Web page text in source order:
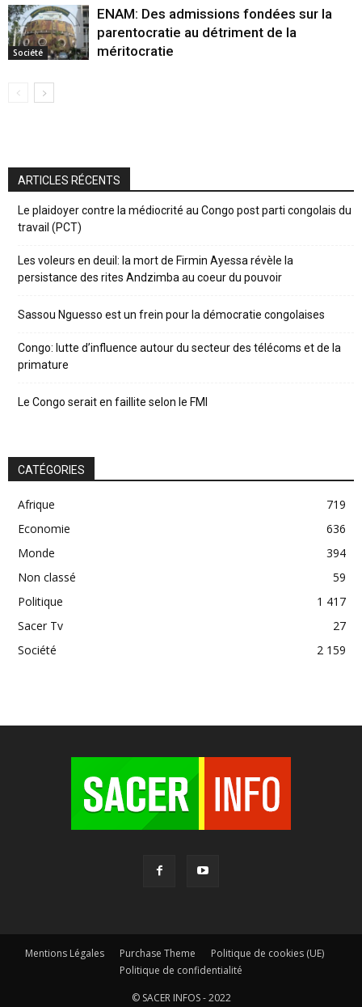
Société
ENAM: Des admissions fondées sur la
parentocratie au détriment de la
méritocratie
ARTICLES RÉCENTS
Le plaidoyer contre la médiocrité au Congo post parti congolais du
travail (PCT)
Les voleurs en deuil: la mort de Firmin Ayessa révèle la
persistance des rites Andzimba au coeur du pouvoir
Sassou Nguesso est un frein pour la démocratie congolaises
Congo: lutte d’influence autour du secteur des télécoms et de la
primature
Le Congo serait en faillite selon le FMI
CATÉGORIES
Afrique
719
Economie
636
Monde
394
Non classé
59
Politique
1 417
Sacer Tv
27
Société
2 159
Mentions Légales Purchase Theme
Politique de cookies (UE)
Politique de confidentialité
© SACER INFOS - 2022